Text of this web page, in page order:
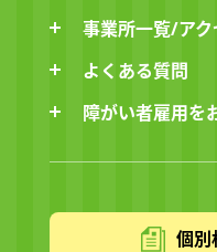
事業所一覧/アク
よくある質問
障がい者雇用を
個別